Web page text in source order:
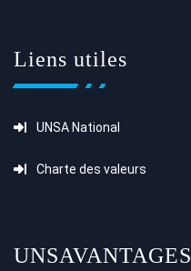
Liens utiles
UNSA National
Charte des valeurs
UNSAVANTAGES